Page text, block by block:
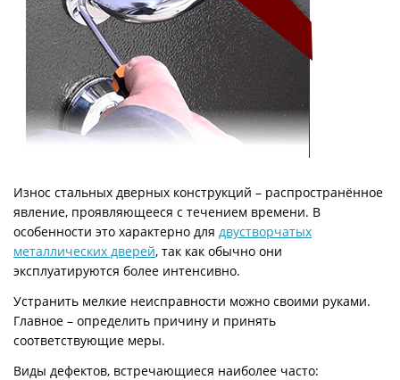
Износ стальных дверных конструкций – распространённое
явление, проявляющееся с течением времени. В
особенности это характерно для двустворчатых
металлических дверей, так как обычно они
эксплуатируются более интенсивно.
Устранить мелкие неисправности можно своими руками.
Главное – определить причину и принять
соответствующие меры.
Виды дефектов, встречающиеся наиболее часто: